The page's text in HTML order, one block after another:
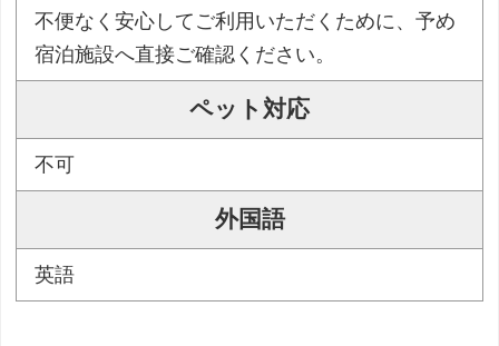
不便なく安心してご利用いただくために、予め
宿泊施設へ直接ご確認ください。
ペット対応
不可
外国語
英語